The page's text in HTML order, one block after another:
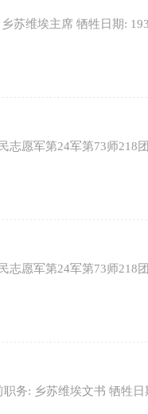
苏维埃主席 牺牲日期:
志愿军第24军第73师218
志愿军第24军第73师218
务: 乡苏维埃文书 牺牲